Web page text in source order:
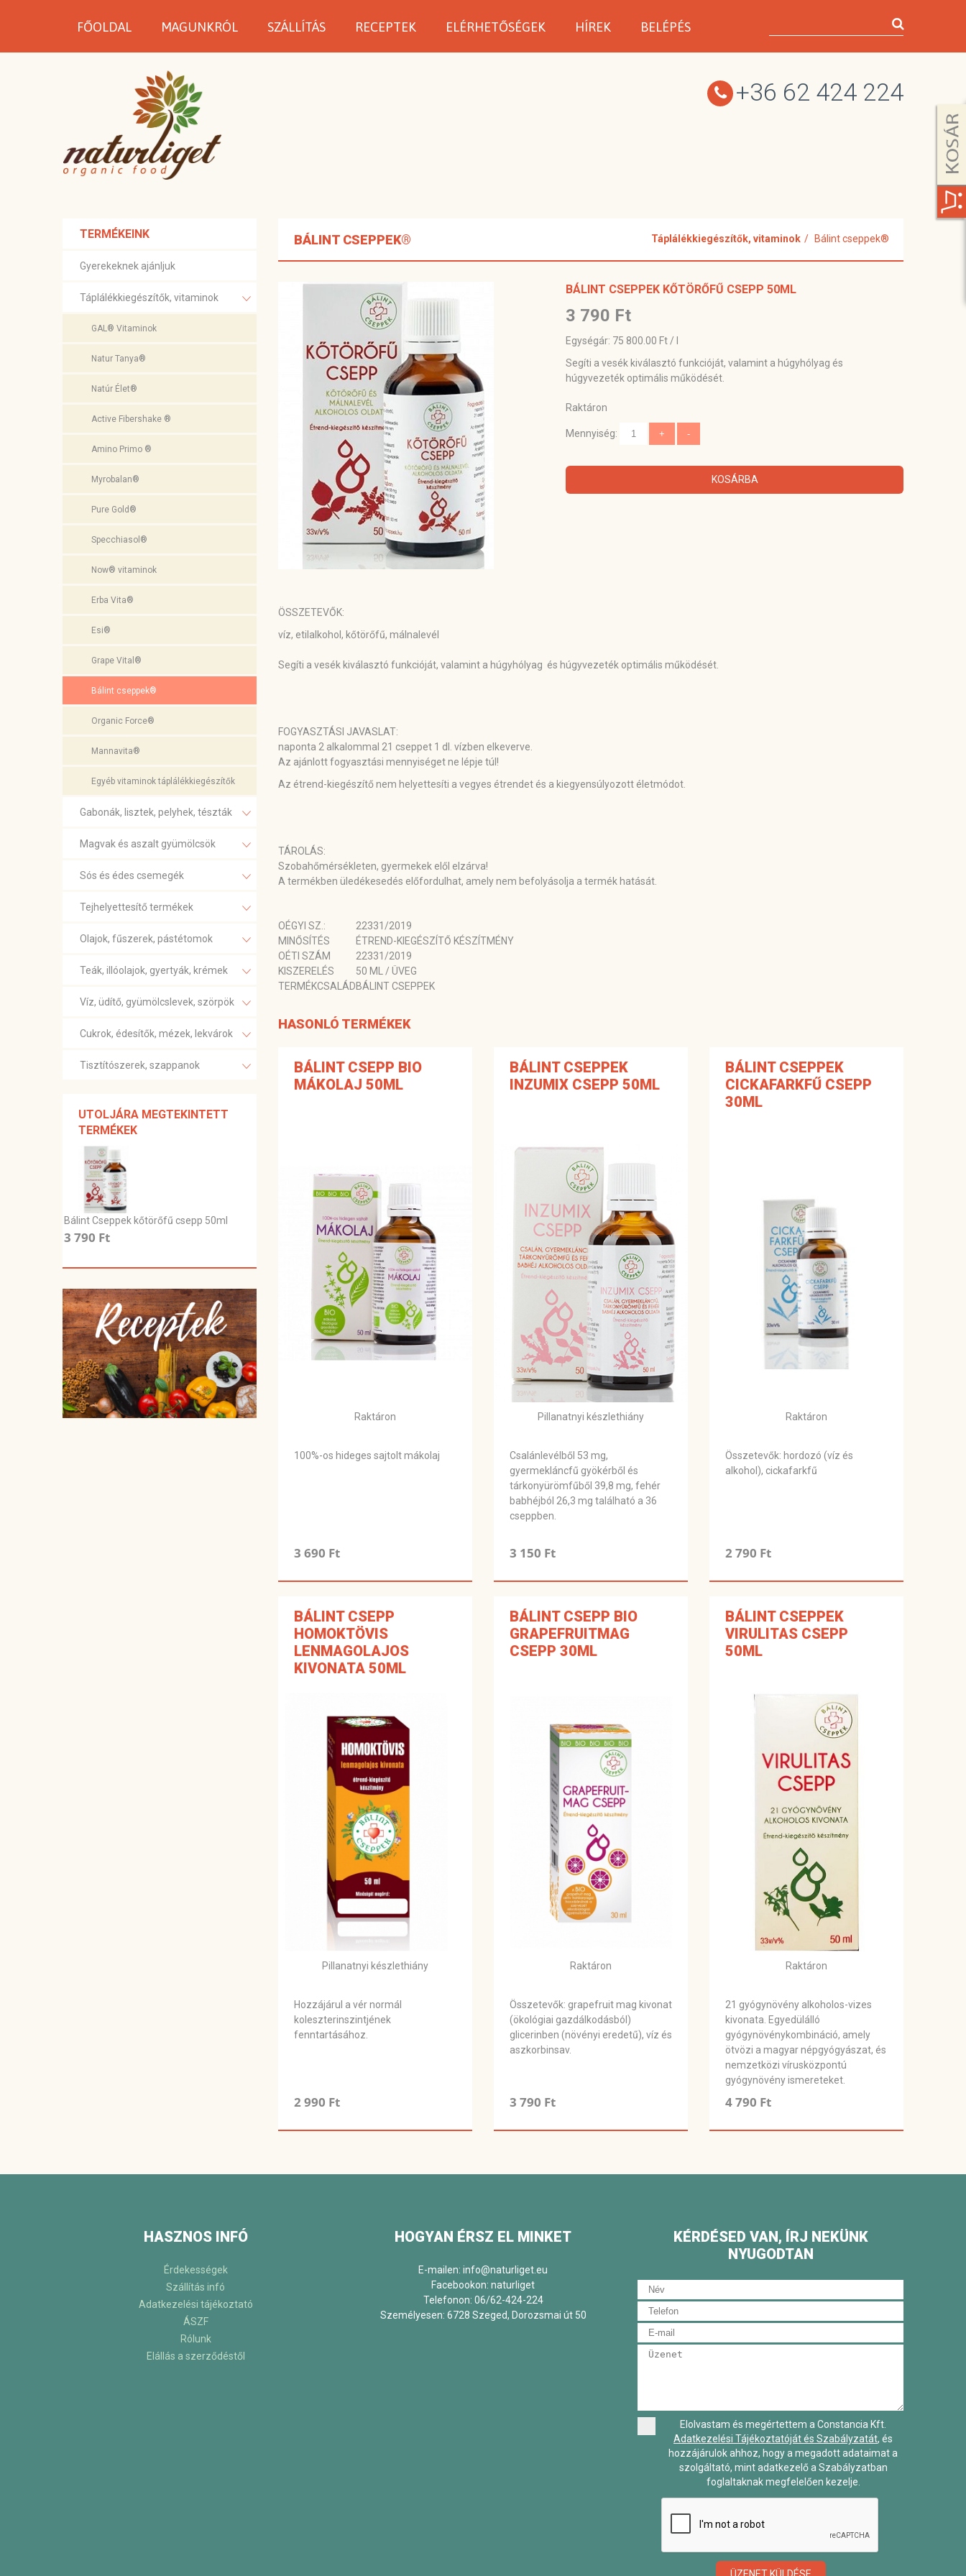
FŐOLDAL MAGUNKRÓL SZÁLLÍTÁS RECEPTEK ELÉRHETŐSÉGEK HÍREK BELÉPÉS
+36 62 424 224
TERMÉKEINK
Gyerekeknek ajánljuk
Táplálékkiegészítők, vitaminok
GAL® Vitaminok
Natur Tanya®
Natúr Élet®
Active Fibershake ®
Amino Primo ®
Myrobalan®
Pure Gold®
Specchiasol®
Now® vitaminok
Erba Vita®
Esi®
Grape Vital®
Bálint cseppek®
Organic Force®
Mannavita®
Egyéb vitaminok táplálékkiegészítők
Gabonák, lisztek, pelyhek, tészták
Magvak és aszalt gyümölcsök
Sós és édes csemegék
Tejhelyettesítő termékek
Olajok, fűszerek, pástétomok
Teák, illóolajok, gyertyák, krémek
Víz, üdítő, gyümölcslevek, szörpök
Cukrok, édesítők, mézek, lekvárok
Tisztítószerek, szappanok
UTOLJÁRA MEGTEKINTETT
TERMÉKEK
Bálint Cseppek kőtörőfű csepp 50ml
3 790 Ft
BÁLINT CSEPPEK® Táplálékkiegészítők, vitaminok Bálint cseppek®
BÁLINT CSEPPEK KŐTÖRŐFŰ CSEPP 50ML
3 790 Ft
Egységár: 75 800.00 Ft / l
Segíti a vesék kiválasztó funkcióját, valamint a húgyhólyag és
húgyvezeték optimális működését.
Raktáron
Mennyiség:
KOSÁRBA
ÖSSZETEVŐK:
víz, etilalkohol, kőtörőfű, málnalevél
Segíti a vesék kiválasztó funkcióját, valamint a húgyhólyag és húgyvezeték optimális működését.
FOGYASZTÁSI JAVASLAT:
naponta 2 alkalommal 21 cseppet 1 dl. vízben elkeverve.
Az ajánlott fogyasztási mennyiséget ne lépje túl!
Az étrend-kiegészítő nem helyettesíti a vegyes étrendet és a kiegyensúlyozott életmódot.
TÁROLÁS:
Szobahőmérsékleten, gyermekek elől elzárva!
A termékben üledékesedés előfordulhat, amely nem befolyásolja a termék hatását.
OÉGYI SZ.:
22331/2019
MINŐSÍTÉS
ÉTREND-KIEGÉSZÍTŐ KÉSZÍTMÉNY
OÉTI SZÁM
22331/2019
KISZERELÉS
50 ML / ÜVEG
TERMÉKCSALÁDBÁLINT CSEPPEK
HASONLÓ TERMÉKEK
BÁLINT CSEPP BIO
MÁKOLAJ 50ML
Raktáron
100%-os hideges sajtolt mákolaj
3 690 Ft
BÁLINT CSEPPEK
INZUMIX CSEPP 50ML
Pillanatnyi készlethiány
Csalánlevélből 53 mg,
gyermekláncfű gyökérből és
tárkonyürömfűből 39,8 mg, fehér
babhéjból 26,3 mg található a 36
cseppben.
3 150 Ft
BÁLINT CSEPPEK
CICKAFARKFŰ CSEPP
30ML
Raktáron
Összetevők: hordozó (víz és
alkohol), cickafarkfű
2 790 Ft
BÁLINT CSEPP
HOMOKTÖVIS
LENMAGOLAJOS
KIVONATA 50ML
Pillanatnyi készlethiány
Hozzájárul a vér normál
koleszterinszintjének
fenntartásához.
2 990 Ft
BÁLINT CSEPP BIO
GRAPEFRUITMAG
CSEPP 30ML
Raktáron
Összetevők: grapefruit mag kivonat
(ökológiai gazdálkodásból)
glicerinben (növényi eredetű), víz és
aszkorbinsav.
3 790 Ft
BÁLINT CSEPPEK
VIRULITAS CSEPP
50ML
Raktáron
21 gyógynövény alkoholos-vizes
kivonata. Egyedülálló
gyógynövénykombináció, amely
ötvözi a magyar népgyógyászat, és
nemzetközi vírusközpontú
gyógynövény ismereteket.
4 790 Ft
HASZNOS INFÓ
Érdekességek
Szállítás infó
Adatkezelési tájékoztató
ÁSZF
Rólunk
Elállás a szerződéstől
HOGYAN ÉRSZ EL MINKET
E-mailen: info@naturliget.eu
Facebookon: naturliget
Telefonon: 06/62-424-224
Személyesen: 6728 Szeged, Dorozsmai út 50
KÉRDÉSED VAN, ÍRJ NEKÜNK
NYUGODTAN
Elolvastam és megértettem a Constancia Kft.
Adatkezelési Tájékoztatóját és Szabályzatát, és
hozzájárulok ahhoz, hogy a megadott adataimat a
szolgáltató, mint adatkezelő a Szabályzatban
foglaltaknak megfelelően kezelje.